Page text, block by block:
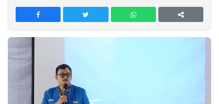
Network
PT
TREETAN
MULTIMEDIA
INDONESIA